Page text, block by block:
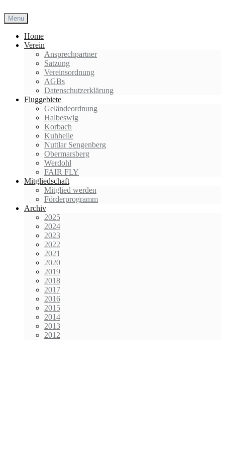
to
content
Menu
Home
Verein
Ansprechpartner
Satzung
Vereinsordnung
AGBs
Datenschutzerklärung
Fluggebiete
Geländeordnung
Halbeswig
Korbach
Kuhhelle
Nuttlar Sengenberg
Obermarsberg
Werdohl
FAIR FLY
Mitgliedschaft
Mitglied werden
Förderprogramm
Archiv
2025
2024
2023
2022
2021
2020
2019
2018
2017
2016
2015
2014
2013
2012